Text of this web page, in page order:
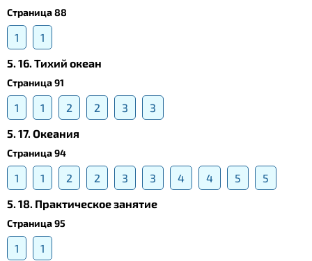
Страница 88
1
1
5. 16. Тихий океан
Страница 91
1 1 2 2 3
3
5. 17. Океания
Страница 94
1 1 2 2 3 3 4 4 5
5
5. 18. Практическое занятие
Страница 95
1 1